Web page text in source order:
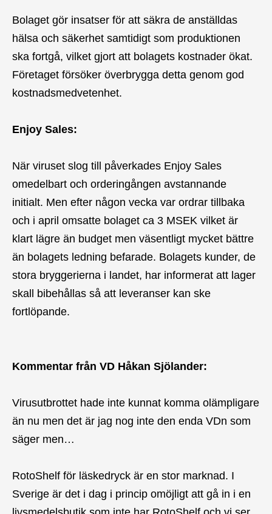
Bolaget gör insatser för att säkra de anställdas
hälsa och säkerhet samtidigt som produktionen
ska fortgå, vilket gjort att bolagets kostnader ökat.
Företaget försöker överbrygga detta genom god
kostnadsmedvetenhet.
Enjoy Sales:
När viruset slog till påverkades Enjoy Sales
omedelbart och orderingången avstannande
initialt. Men efter någon vecka var ordrar tillbaka
och i april omsatte bolaget ca 3 MSEK vilket är
klart lägre än budget men väsentligt mycket bättre
än bolagets ledning befarade. Bolagets kunder, de
stora bryggerierna i landet, har informerat att lager
skall bibehållas så att leveranser kan ske
fortlöpande.
Kommentar från VD Håkan Sjölander:
Virusutbrottet hade inte kunnat komma olämpligare
än nu men det är jag nog inte den enda VDn som
säger men…
RotoShelf för läskedryck är en stor marknad. I
Sverige är det i dag i princip omöjligt att gå in i en